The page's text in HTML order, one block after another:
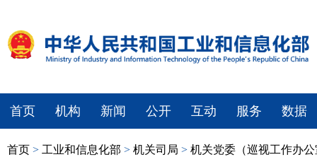
首页 机构 新闻 公开 互动 服务 数据
首页 > 工业和信息化部 > 机关司局 > 机关党委（巡视工作办